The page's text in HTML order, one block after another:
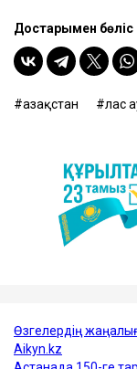
Достарыңмен бөліс
Қазақстан лас